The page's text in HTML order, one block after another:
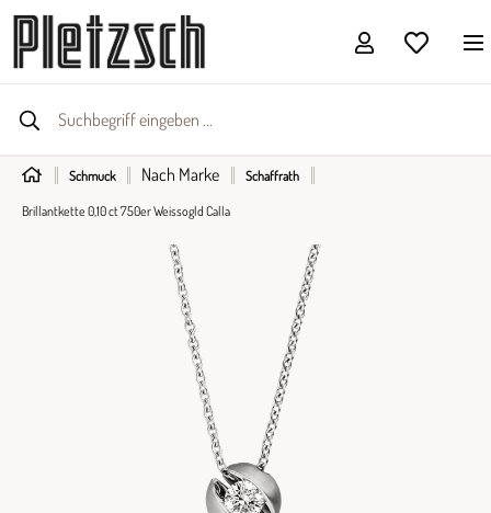
Schmuck Nach Marke Schaffrath
Brillantkette 0,10 ct 750er Weissogld Calla